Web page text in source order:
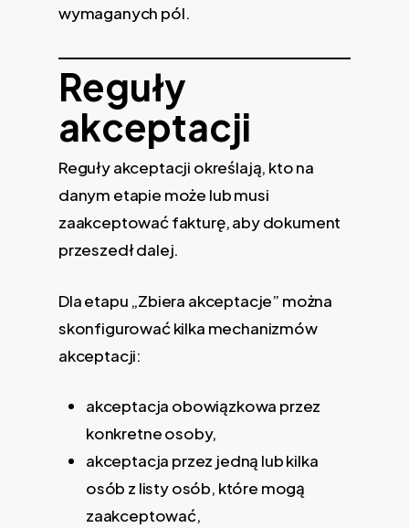
wymaganych pól.
Reguły
akceptacji
Reguły akceptacji określają, kto na
danym etapie może lub musi
zaakceptować fakturę, aby dokument
przeszedł dalej.
Dla etapu „Zbiera akceptacje” można
skonfigurować kilka mechanizmów
akceptacji:
akceptacja obowiązkowa przez
konkretne osoby,
akceptacja przez jedną lub kilka
osób z listy osób, które mogą
zaakceptować,